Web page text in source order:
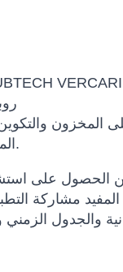
المخزون
المصنعة وبلد الوجهة.
الحصول على
مشاركة